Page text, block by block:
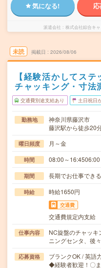
気になる!
派遣会社 株式会社綜合キ
未読 掲載日 2026/08/06
【経験活かしてス
チャッキング・寸法
交通費別途支給あり 土日祝日
勤務地
神奈川県藤沢市
藤沢駅から徒歩20
曜日頻度 月～金
時間 08:00～
期間 長期でお仕事でき
時給 時給1650円
交通費
交通費規定内支給
仕事内容
NC旋盤のチャッキ
ニングセンタ、後
応募資格
ブランクOK / 英語
◆経験者歓迎！〇